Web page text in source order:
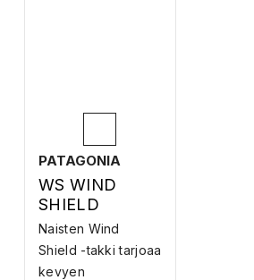
PATAGONIA
WS WIND
SHIELD
JACKET –
TALVIJUOKSU
TAKKI
Naisten Wind
Shield -takki tarjoaa
kevyen